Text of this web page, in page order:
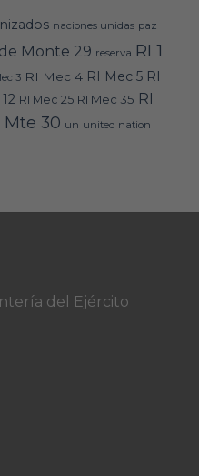
naciones unidas paz
Monte 29 reserva RI 1
3 RI Mec 4 RI Mec 5 RI
RI Mec 25 RI Mec 35 RI
Mte 30 un united nation
del Ejército